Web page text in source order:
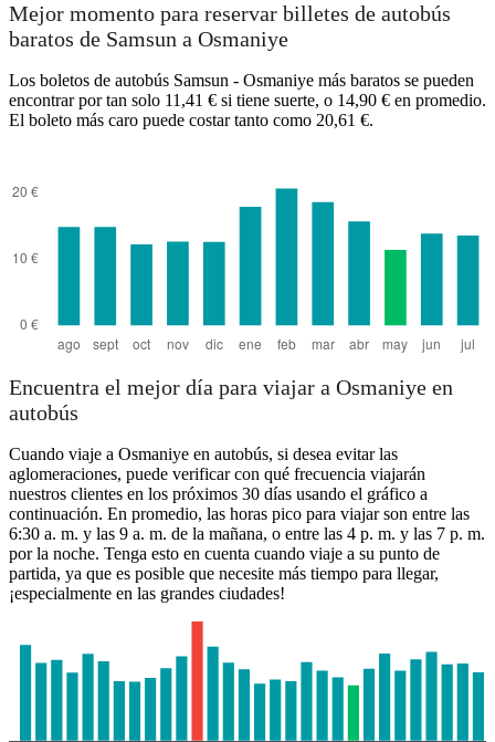
Mejor momento para reservar billetes de autobús
baratos de Samsun a Osmaniye
Los boletos de autobús Samsun - Osmaniye más baratos se pueden
encontrar por tan solo 11,41 € si tiene suerte, o 14,90 € en promedio.
El boleto más caro puede costar tanto como 20,61 €.
Encuentra el mejor día para viajar a Osmaniye en
autobús
Cuando viaje a Osmaniye en autobús, si desea evitar las
aglomeraciones, puede verificar con qué frecuencia viajarán
nuestros clientes en los próximos 30 días usando el gráfico a
continuación. En promedio, las horas pico para viajar son entre las
6:30 a. m. y las 9 a. m. de la mañana, o entre las 4 p. m. y las 7 p. m.
por la noche. Tenga esto en cuenta cuando viaje a su punto de
partida, ya que es posible que necesite más tiempo para llegar,
¡especialmente en las grandes ciudades!